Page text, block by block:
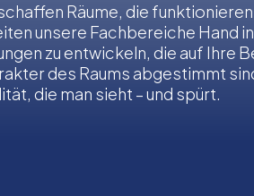
Räume, die
unsere Fachbereiche Hand
zu entwickeln, die auf Ihre
des Raums abgestimmt
die man sieht – und spürt.